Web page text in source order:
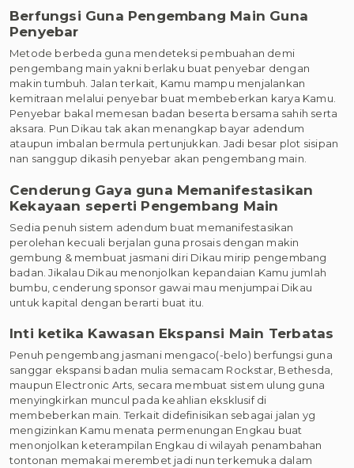
Berfungsi Guna Pengembang Main Guna
Penyebar
Metode berbeda guna mendeteksi pembuahan demi
pengembang main yakni berlaku buat penyebar dengan
makin tumbuh. Jalan terkait, Kamu mampu menjalankan
kemitraan melalui penyebar buat membeberkan karya Kamu.
Penyebar bakal memesan badan beserta bersama sahih serta
aksara. Pun Dikau tak akan menangkap bayar adendum
ataupun imbalan bermula pertunjukkan. Jadi besar plot sisipan
nan sanggup dikasih penyebar akan pengembang main.
Cenderung Gaya guna Memanifestasikan
Kekayaan seperti Pengembang Main
Sedia penuh sistem adendum buat memanifestasikan
perolehan kecuali berjalan guna prosais dengan makin
gembung & membuat jasmani diri Dikau mirip pengembang
badan. Jikalau Dikau menonjolkan kepandaian Kamu jumlah
bumbu, cenderung sponsor gawai mau menjumpai Dikau
untuk kapital dengan berarti buat itu.
Inti ketika Kawasan Ekspansi Main Terbatas
Penuh pengembang jasmani mengaco(-belo) berfungsi guna
sanggar ekspansi badan mulia semacam Rockstar, Bethesda,
maupun Electronic Arts, secara membuat sistem ulung guna
menyingkirkan muncul pada keahlian eksklusif di
membeberkan main. Terkait didefinisikan sebagai jalan yg
mengizinkan Kamu menata permenungan Engkau buat
menonjolkan keterampilan Engkau di wilayah penambahan
tontonan memakai merembet jadi nun terkemuka dalam